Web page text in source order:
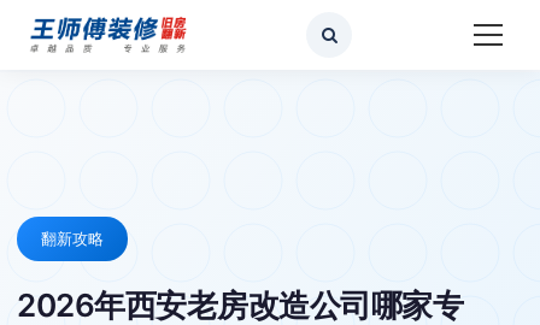
翻新攻略
2026年西安老房改造公司哪家专